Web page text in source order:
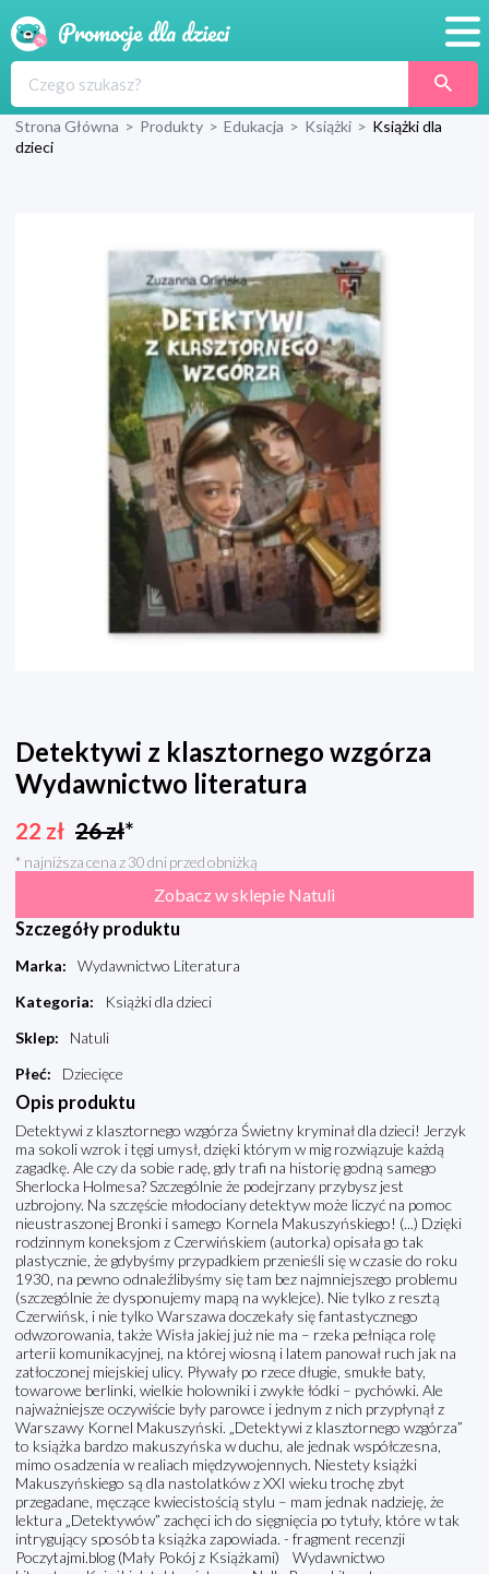
Produkty
Wyprawka
Strona Główna > Produkty > Edukacja > Książki > Książki dla
dzieci
Detektywi z klasztornego wzgórza
Wydawnictwo literatura
22 zł 26zł*
* najniższa cena z 30 dni przed obniżką
Zobacz w sklepie Natuli
Szczegóły produktu
Marka:
Wydawnictwo Literatura
Kategoria:
Książki dla dzieci
Sklep:
Natuli
Płeć: Dziecięce
Opis produktu
Detektywi z klasztornego wzgórza Świetny kryminał dla dzieci! Jerzyk
ma sokoli wzrok i tęgi umysł, dzięki którym w mig rozwiązuje każdą
zagadkę. Ale czy da sobie radę, gdy trafi na historię godną samego
Sherlocka Holmesa? Szczególnie że podejrzany przybysz jest
uzbrojony. Na szczęście młodociany detektyw może liczyć na pomoc
nieustraszonej Bronki i samego Kornela Makuszyńskiego! (...) Dzięki
rodzinnym koneksjom z Czerwińskiem (autorka) opisała go tak
plastycznie, że gdybyśmy przypadkiem przenieśli się w czasie do roku
1930, na pewno odnaleźlibyśmy się tam bez najmniejszego problemu
(szczególnie że dysponujemy mapą na wyklejce). Nie tylko z resztą
Czerwińsk, i nie tylko Warszawa doczekały się fantastycznego
odwzorowania, także Wisła jakiej już nie ma – rzeka pełniąca rolę
arterii komunikacyjnej, na której wiosną i latem panował ruch jak na
zatłoczonej miejskiej ulicy. Pływały po rzece długie, smukłe baty,
towarowe berlinki, wielkie holowniki i zwykłe łódki – pychówki. Ale
najważniejsze oczywiście były parowce i jednym z nich przypłynął z
Warszawy Kornel Makuszyński. „Detektywi z klasztornego wzgórza”
to książka bardzo makuszyńska w duchu, ale jednak współczesna,
mimo osadzenia w realiach międzywojennych. Niestety książki
Makuszyńskiego są dla nastolatków z XXI wieku trochę zbyt
przegadane, męczące kwiecistością stylu – mam jednak nadzieję, że
lektura „Detektywów” zachęci ich do sięgnięcia po tytuły, które w tak
intrygujący sposób ta książka zapowiada. - fragment recenzji
Poczytajmi.blog (Mały Pokój z Książkami) Wydawnictwo